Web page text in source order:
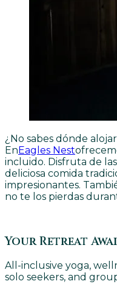
¿No sabes dónde
EnEagles Nest
incluido. Disfruta de
deliciosa comida
impresionantes.
no te los pierdas
Your Retreat
All-inclusive yoga,
solo seekers, and